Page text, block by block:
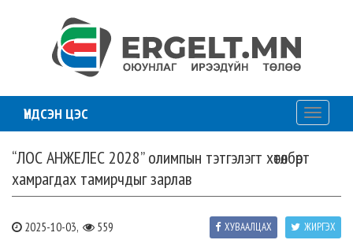
ҮНДСЭН ЦЭС
Toggle
“ЛОС АНЖЕЛЕС 2028” олимпын тэтгэлэгт хөтөлбөрт
хамрагдах тамирчдыг зарлав
2025-10-03, 559 ЖИРГЭХ
ХУВААЛЦАХ